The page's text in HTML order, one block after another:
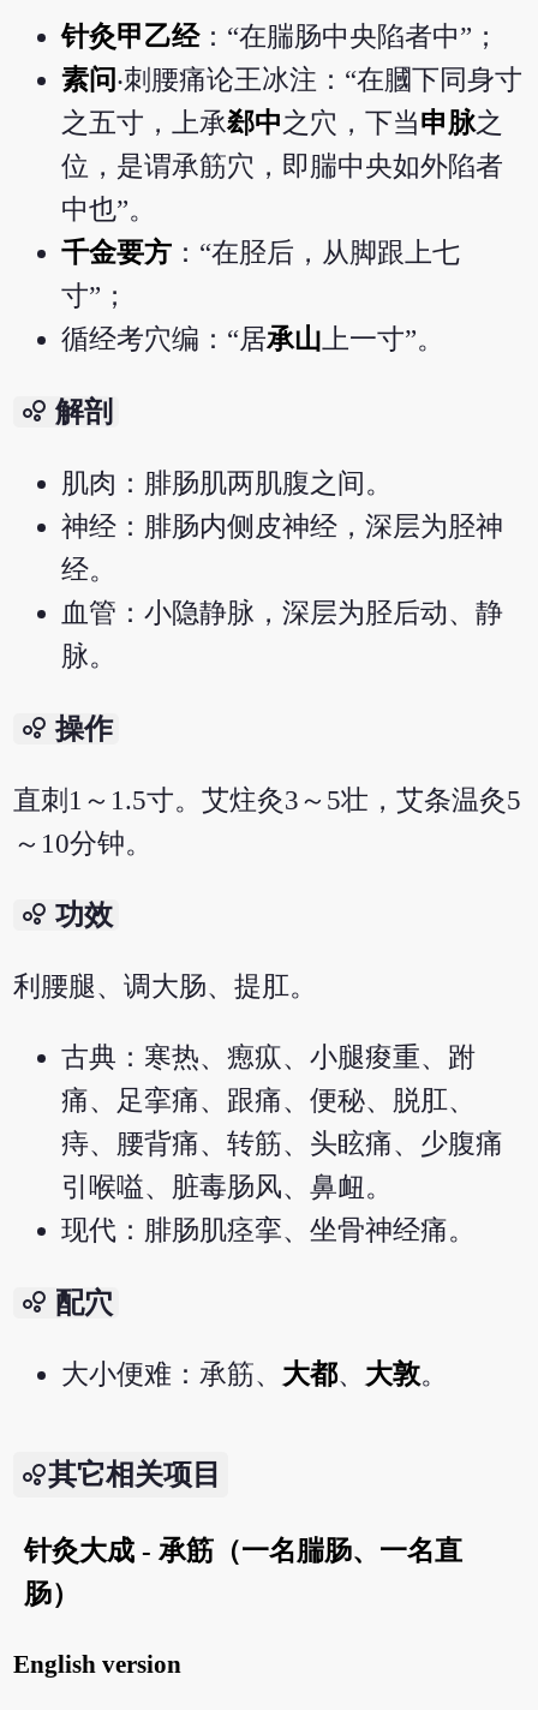
针灸甲乙经：“在腨肠中央陷者中”；
素问‧刺腰痛论王冰注：“在膕下同身寸
之五寸，上承郄中之穴，下当申脉之
位，是谓承筋穴，即腨中央如外陷者
中也”。
千金要方 ：“在胫后，从脚跟上七
寸”；
循经考穴编：“居承山上一寸”。
bubble_chart 解剖
肌肉：腓肠肌两肌腹之间。
神经：腓肠内侧皮神经，深层为胫神
经。
血管：小隐静脉，深层为胫后动、静
脉。
bubble_chart 操作
直刺1～1.5寸。艾炷灸3～5壮，艾条温灸5
～10分钟。
bubble_chart 功效
利腰腿、调大肠、提肛。
古典：寒热、瘛疭、小腿痠重、跗
痛、足挛痛、跟痛、便秘、脱肛、
痔、腰背痛、转筋、头眩痛、少腹痛
引喉嗌、脏毒肠风、鼻衄。
现代：腓肠肌痉挛、坐骨神经痛。
bubble_chart 配穴
大小便难：承筋、 大都、 大敦。
其它相关项目
针灸大成 - 承筋（一名腨肠、一名直
肠）
English version